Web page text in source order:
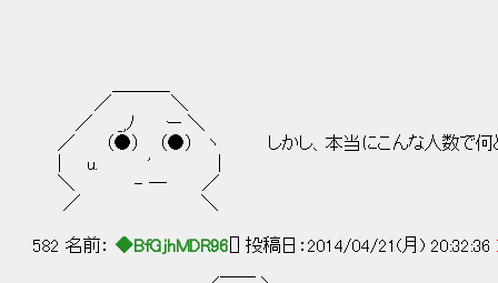
／ ＼
／ _,ﾉ ー ＼
／ （●） （●） ヽ しかし、本当にこんな人数で何と
| u. ' |
＼ - ― ／
／ ＼
582 名前： ◆BfGjhMDR96 [] 投稿日：2014/04/21(月) 20:32:36